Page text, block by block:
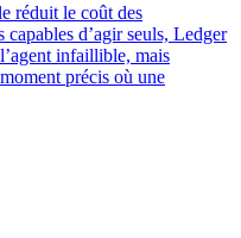
réduit le coût des
d’agir seuls, Ledger
infaillible, mais
précis où une